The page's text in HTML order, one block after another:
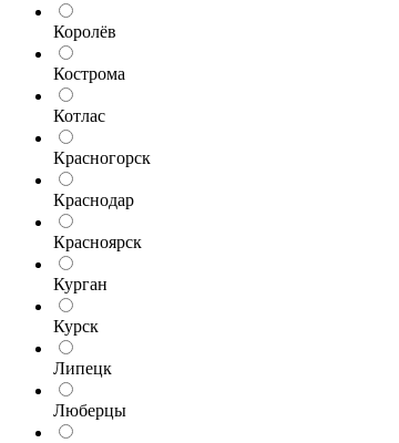
Королёв
Кострома
Котлас
Красногорск
Краснодар
Красноярск
Курган
Курск
Липецк
Люберцы